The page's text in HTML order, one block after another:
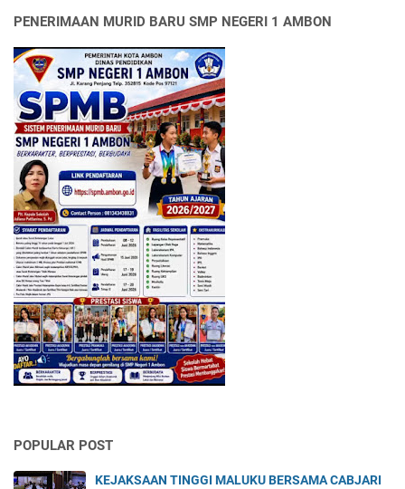
PENERIMAAN MURID BARU SMP NEGERI 1 AMBON
POPULAR POST
KEJAKSAAN TINGGI MALUKU BERSAMA CABJARI